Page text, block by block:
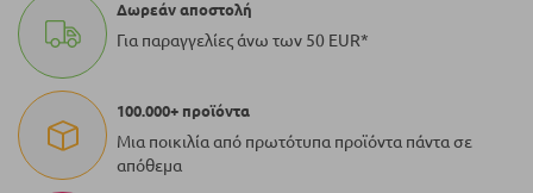
Δωρεάν αποστολή
Για παραγγελίες άνω των 50 EUR*
100.000+ προϊόντα
Μια ποικιλία από πρωτότυπα προϊόντα πάντα σε
απόθεμα